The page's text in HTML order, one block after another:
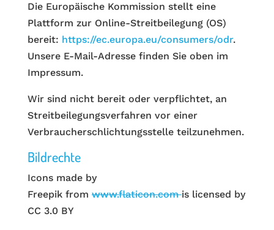
Die Europäische Kommission stellt eine
Plattform zur Online-Streitbeilegung (OS)
bereit: https://ec.europa.eu/consumers/odr.
Unsere E-Mail-Adresse finden Sie oben im
Impressum.
Wir sind nicht bereit oder verpflichtet, an
Streitbeilegungsverfahren vor einer
Verbraucherschlichtungsstelle teilzunehmen.
Bildrechte
Icons made by
Freepik fromwww.flaticon.comis licensed by
CC 3.0 BY